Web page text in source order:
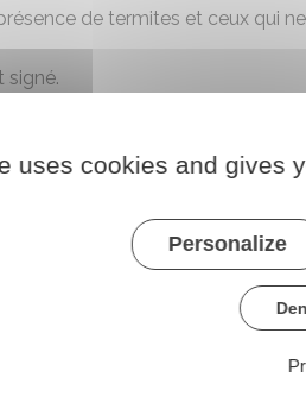
de termites et ceux qui
signé.
ne pas éradiquer les termites
traitements si les termites
elle empêcher la
pas la vente, mais le futur
uses cookies and gives
Personalize